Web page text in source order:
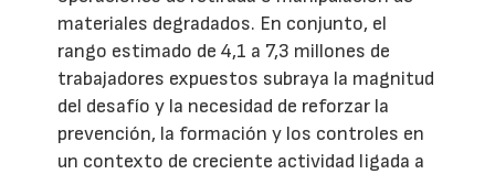
materiales degradados. En conjunto, el
rango estimado de 4,1 a 7,3 millones de
trabajadores expuestos subraya la magnitud
del desafío y la necesidad de reforzar la
prevención, la formación y los controles en
un contexto de creciente actividad ligada a